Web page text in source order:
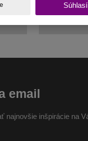
email
najnovšie inšpirácie na